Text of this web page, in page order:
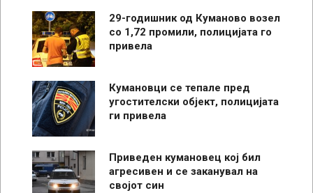
29-годишник од Куманово возел
со 1,72 промили, полицијата го
привела
Кумановци се тепале пред
угостителски објект, полицијата
ги привела
Приведен кумановец кој бил
агресивен и се заканувал на
својот син